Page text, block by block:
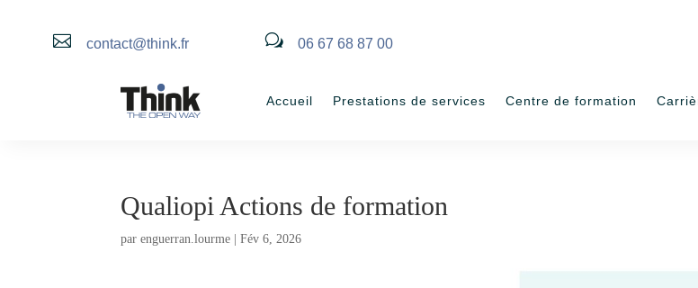
 contact@think.fr w 06 67 68 87 00
Accueil Prestations de services Centre de formation
Qualiopi Actions de formation
parenguerran.lourme |Fév 6, 2026